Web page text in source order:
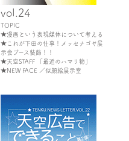
vol.24
TOPIC
★漫画という表現媒体について考える
★これが下田の仕事！メッセナゴヤ展
示会ブース装飾！！
★天空STAFF 「最近のハマリ物」
★NEW FACE ／似顔絵展示室